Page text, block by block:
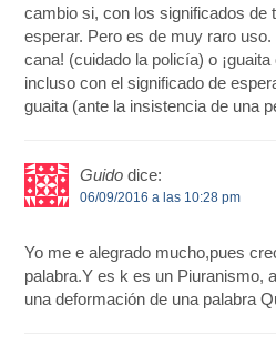
cambio si, con los significados de
esperar. Pero es de muy raro uso.
cana! (cuidado la policía) o
incluso con el significado de
guaita (ante la insistencia de una
Guido dice:
06/09/2016 a las 10:28 pm
Yo me e alegrado mucho,pues
palabra.Y es k es un Piuranismo,
una deformación de una palabra